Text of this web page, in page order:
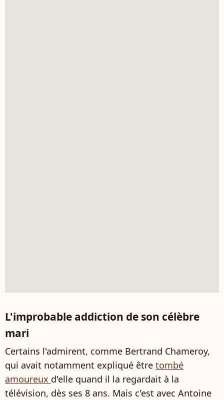
L'improbable addiction de son célèbre
mari
Certains l'admirent, comme Bertrand Chameroy,
qui avait notamment expliqué être tombé
amoureux d'elle quand il la regardait à la
télévision, dès ses 8 ans. Mais c'est avec Antoine